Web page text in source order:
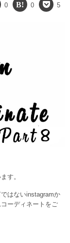
0 0 5
す。
はないinstagramか
ーディネートをご